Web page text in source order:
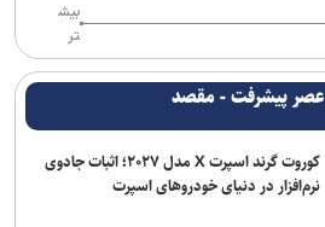
بیش
تر
عصر پیشرفت - مقصد
کوروت گرند اسپرت X مدل ۲۰۲۷؛ اثبات جادوی
نرم‌افزار در دنیای خودروهای اسپرت